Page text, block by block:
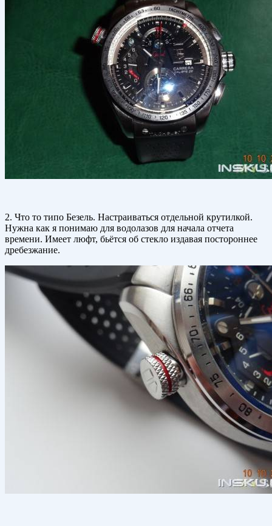
2. Что то типо Безель. Настраиваться отдельной крутилкой.
Нужна как я понимаю для водолазов для начала отчета
времени. Имеет люфт, бьётся об стекло издавая постороннее
дребезжание.